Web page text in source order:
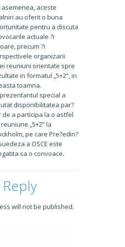
asemenea, aceste
au oferit o buna
pentru a discuta
actuale ?i
precum ?i
organizarii
reuniuni orientate spre
in formatul „5+2”, in
toamna.
special a
disponibilitatea par?
de a participa la o astfel
„5+2” la
pe care Pre?edin?
a OSCE este
sa o convoace.
will not be published.